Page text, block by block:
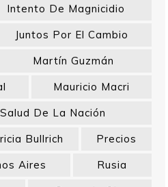
Intento De Magnicidio
Juntos Por El Cambio
Martín Guzmán
Mauricio Macri
De La Nación
Bullrich
Precios
Aires
Rusia